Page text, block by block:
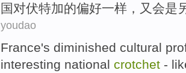
国对伏特加的偏好一样，又 会是
youdao
France's diminished cultural
interesting national crotchet -